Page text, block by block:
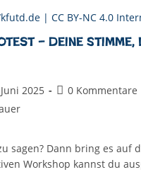
kfutd.de |CC BY-NC 4.0
– Deine Stimme,
2025
Beitrags-
0 Kommentare
sagen? Dann bring es auf
Workshop kannst du